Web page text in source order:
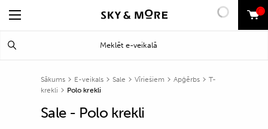
0
Sākums E-veikals Sale Vīriešiem Apģērbs
T-
krekli
Polo krekli
Sale - Polo krekli